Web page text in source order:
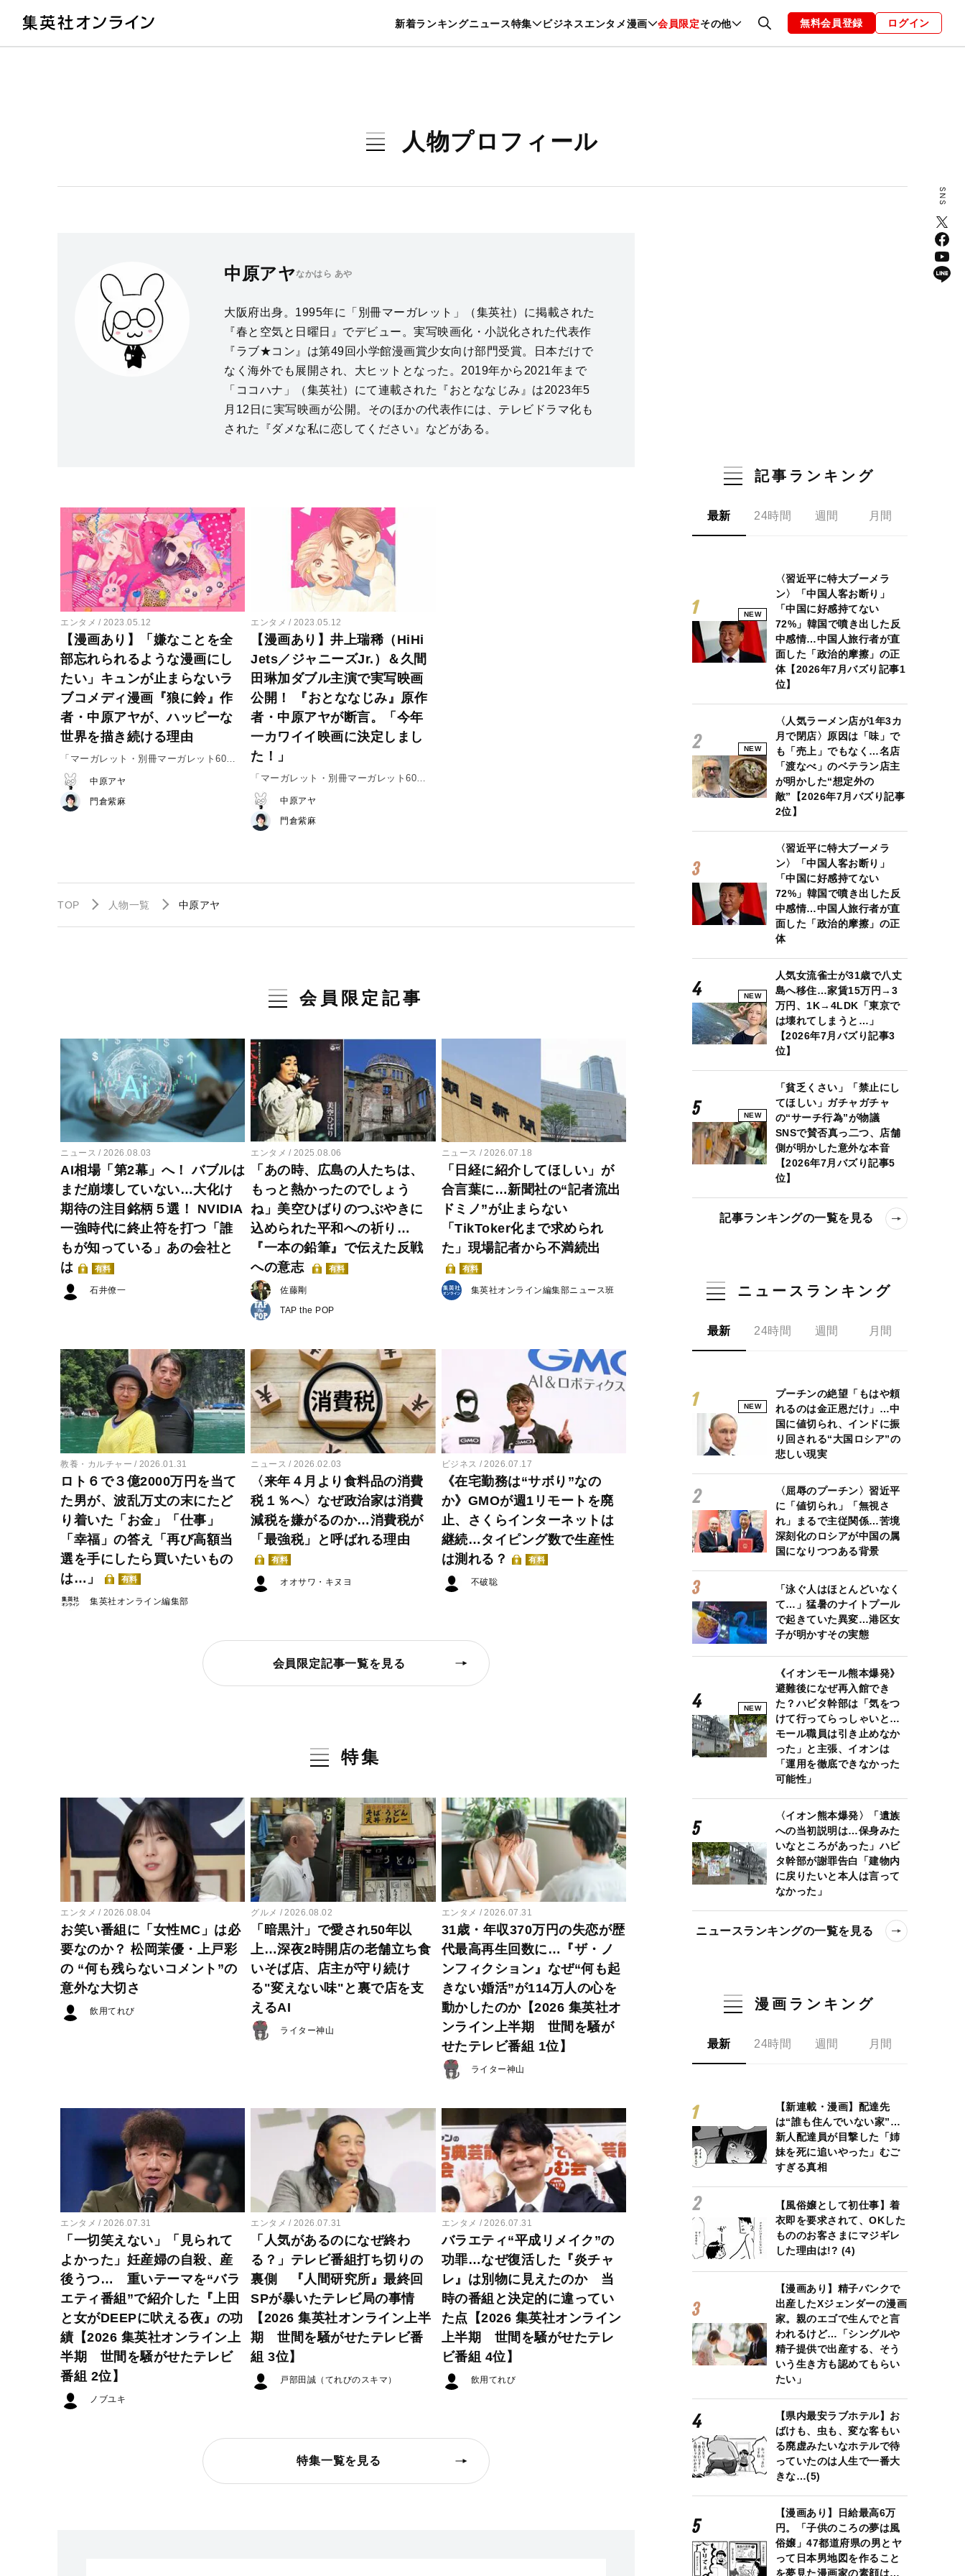
新着ランキングニュース特集 ビジネスエンタメ漫画 会員限定その他
暮らし スポーツ ヘルスケア 美容 グルメ ファッション 恋愛・結婚 編集部 お知らせ
無料会員登録 ログイン
人物プロフィール
中原アヤなかはら あや
大阪府出身。1995年に「別冊マーガレット」（集英社）に掲載された
『春と空気と日曜日』でデビュー。実写映画化・小説化された代表作
『ラブ★コン』は第49回小学館漫画賞少女向け部門受賞。日本だけで
なく海外でも展開され、大ヒットとなった。2019年から2021年まで
「ココハナ」（集英社）にて連載された『おとななじみ』は2023年5
月12日に実写映画が公開。そのほかの代表作には、テレビドラマ化も
された『ダメな私に恋してください』などがある。
エンタメ 2023.05.12
【漫画あり】「嫌なことを全
部忘れられるような漫画にし
たい」キュンが止まらないラ
ブコメディ漫画『狼に鈴』作
者・中原アヤが、ハッピーな
世界を描き続ける理由
「マーガレット・別冊マーガレット60周
年」特別インタビュー#4（後編）
中原アヤ
門倉紫麻
エンタメ 2023.05.12
【漫画あり】井上瑞稀（HiHi
Jets／ジャニーズJr.）＆久間
田琳加ダブル主演で実写映画
公開！ 『おとななじみ』原作
者・中原アヤが断言。「今年
一カワイイ映画に決定しまし
た！」
「マーガレット・別冊マーガレット60周
年」特別インタビュー#4（前編）
中原アヤ
門倉紫麻
TOP 人物一覧 中原アヤ
会員限定記事
ニュース 2026.08.03
AI相場「第2幕」へ！ バブルは
まだ崩壊していない…大化け
期待の注目銘柄５選！ NVIDIA
一強時代に終止符を打つ「誰
もが知っている」あの会社と
は
有料
石井僚一
エンタメ 2025.08.06
「あの時、広島の人たちは、
もっと熱かったのでしょう
ね」美空ひばりのつぶやきに
込められた平和への祈り…
『一本の鉛筆』で伝えた反戦
への意志
有料
佐藤剛
TAP the POP
ニュース 2026.07.18
「日経に紹介してほしい」が
合言葉に…新聞社の“記者流出
ドミノ”が止まらない
「TikToker化まで求められ
た」現場記者から不満続出
有料
集英社オンライン編集部ニュース班
教養・カルチャー 2026.01.31
ロト６で３億2000万円を当て
た男が、波乱万丈の末にたど
り着いた「お金」「仕事」
「幸福」の答え「再び高額当
選を手にしたら買いたいもの
は…」
有料
集英社オンライン編集部
ニュース 2026.02.03
〈来年４月より食料品の消費
税１％へ〉なぜ政治家は消費
減税を嫌がるのか…消費税が
「最強税」と呼ばれる理由
有料
オオサワ・キヌヨ
ビジネス 2026.07.17
《在宅勤務は“サボり”なの
か》GMOが週1リモートを廃
止、さくらインターネットは
継続…タイピング数で生産性
は測れる？
有料
不破聡
会員限定記事一覧を見る
特集
エンタメ 2026.08.04
お笑い番組に「女性MC」は必
要なのか？ 松岡茉優・上戸彩
の “何も残らないコメント”の
意外な大切さ
飲用てれび
グルメ 2026.08.02
「暗黒汁」で愛され50年以
上…深夜2時開店の老舗立ち食
いそば店、店主が守り続け
る"変えない味"と裏で店を支
えるAI
ライター神山
エンタメ 2026.07.31
31歳・年収370万円の失恋が歴
代最高再生回数に…『ザ・ノ
ンフィクション』なぜ“何も起
きない婚活”が114万人の心を
動かしたのか【2026 集英社オ
ンライン上半期 世間を騒が
せたテレビ番組 1位】
ライター神山
エンタメ 2026.07.31
「一切笑えない」「見られて
よかった」妊産婦の自殺、産
後うつ… 重いテーマを“バラ
エティ番組”で紹介した『上田
と女がDEEPに吠える夜』の功
績【2026 集英社オンライン上
半期 世間を騒がせたテレビ
番組 2位】
ノブユキ
エンタメ 2026.07.31
「人気があるのになぜ終わ
る？」テレビ番組打ち切りの
裏側 『人間研究所』最終回
SPが暴いたテレビ局の事情
【2026 集英社オンライン上半
期 世間を騒がせたテレビ番
組 3位】
戸部田誠（てれびのスキマ）
エンタメ 2026.07.31
バラエティ“平成リメイク”の
功罪…なぜ復活した『炎チャ
レ』は別物に見えたのか 当
時の番組と決定的に違ってい
た点【2026 集英社オンライン
上半期 世間を騒がせたテレ
ビ番組 4位】
飲用てれび
特集一覧を見る
記事ランキング
最新 24時間 週間 月間
NEW
〈習近平に特大ブーメラ
ン〉「中国人客お断り」
「中国に好感持てない
72%」韓国で噴き出した反
中感情…中国人旅行者が直
面した「政治的摩擦」の正
体【2026年7月バズり記事1
位】
NEW
〈人気ラーメン店が1年3カ
月で閉店〉原因は「味」で
も「売上」でもなく…名店
「渡なべ」のベテラン店主
が明かした“想定外の
敵”【2026年7月バズり記事
2位】
〈習近平に特大ブーメラ
ン〉「中国人客お断り」
「中国に好感持てない
72%」韓国で噴き出した反
中感情…中国人旅行者が直
面した「政治的摩擦」の正
体
NEW
人気女流雀士が31歳で八丈
島へ移住…家賃15万円→3
万円、1K→4LDK「東京で
は壊れてしまうと…」
【2026年7月バズり記事3
位】
NEW
「貧乏くさい」「禁止にし
てほしい」ガチャガチャ
の“サーチ行為”が物議
SNSで賛否真っ二つ、店舗
側が明かした意外な本音
【2026年7月バズり記事5
位】
記事ランキングの一覧を見る
ニュースランキング
最新 24時間 週間 月間
NEW
プーチンの絶望「もはや頼
れるのは金正恩だけ」…中
国に値切られ、インドに振
り回される“大国ロシア”の
悲しい現実
〈屈辱のプーチン〉習近平
に「値切られ」「無視さ
れ」まるで主従関係…苦境
深刻化のロシアが中国の属
国になりつつある背景
「泳ぐ人はほとんどいなく
て…」猛暑のナイトプール
で起きていた異変…港区女
子が明かすその実態
NEW
《イオンモール熊本爆発》
避難後になぜ再入館でき
た？ハビタ幹部は「気をつ
けて行ってらっしゃいと…
モール職員は引き止めなか
った」と主張、イオンは
「運用を徹底できなかった
可能性」
〈イオン熊本爆発〉「遺族
への当初説明は…保身みた
いなところがあった」ハビ
タ幹部が謝罪告白「建物内
に戻りたいと本人は言って
なかった」
ニュースランキングの一覧を見る
漫画ランキング
最新 24時間 週間 月間
【新連載・漫画】配達先
は“誰も住んでいない家”…
新人配達員が目撃した「姉
妹を死に追いやった」むご
すぎる真相
【風俗嬢として初仕事】着
衣即を要求されて、OKした
もののお客さまにマジギレ
した理由は!? (4)
【漫画あり】精子バンクで
出産したXジェンダーの漫画
家。親のエゴで生んでと言
われるけど…「シングルや
精子提供で出産する、そう
いう生き方も認めてもらい
たい」
【県内最安ラブホテル】お
ばけも、虫も、変な客もい
る廃虚みたいなホテルで待
っていたのは人生で一番大
きな…(5)
【漫画あり】日給最高6万
円。「子供のころの夢は風
俗嬢」47都道府県の男とヤ
って日本男地図を作ること
を夢見た漫画家の素顔は…